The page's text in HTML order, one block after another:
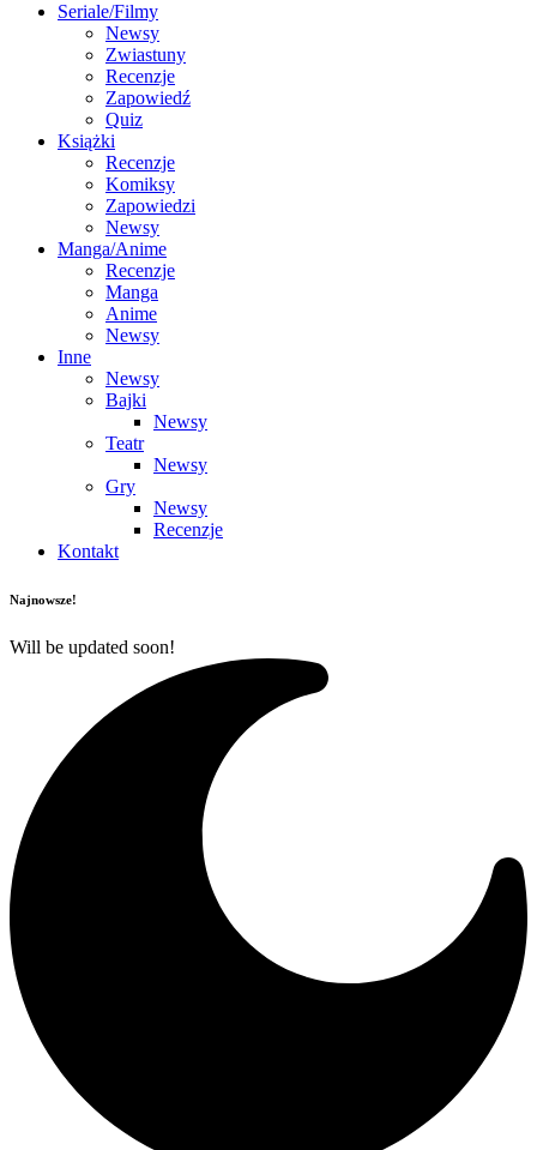
Seriale/Filmy
Newsy
Zwiastuny
Recenzje
Zapowiedź
Quiz
Książki
Recenzje
Komiksy
Zapowiedzi
Newsy
Manga/Anime
Recenzje
Manga
Anime
Newsy
Inne
Newsy
Bajki
Newsy
Teatr
Newsy
Gry
Newsy
Recenzje
Kontakt
Najnowsze!
Will be updated soon!